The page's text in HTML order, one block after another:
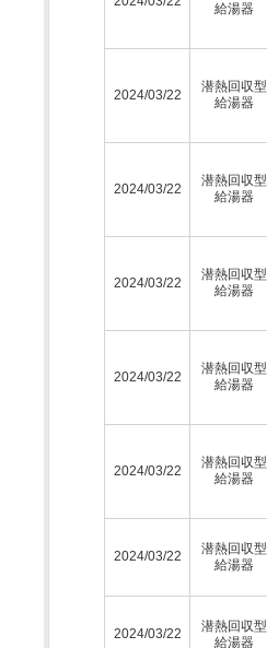
給湯器
2024/03/22
潜熱回収型
給湯器
2024/03/22
潜熱回収型
給湯器
2024/03/22
潜熱回収型
給湯器
2024/03/22
潜熱回収型
給湯器
2024/03/22
潜熱回収型
給湯器
2024/03/22
潜熱回収型
給湯器
2024/03/22
潜熱回収型
給湯器